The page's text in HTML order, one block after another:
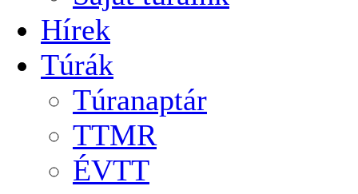
Hírek
Túrák
Túranaptár
TTMR
ÉVTT